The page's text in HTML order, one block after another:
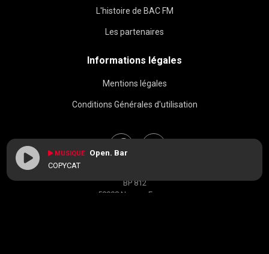
L'histoire de BAC FM
Les partenaires
Informations légales
Mentions légales
Conditions Générales d'utilisation
BP 812
58008 Nevers, France
MUSIQUE Open. Bar
COPYCAT